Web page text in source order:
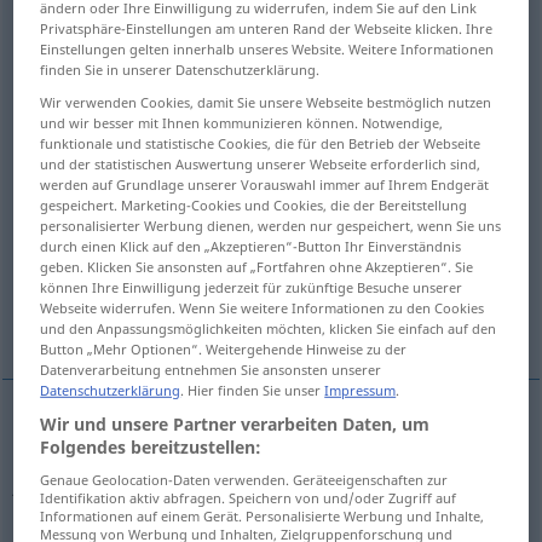
Übersicht aller Übersetzungen
(Für mehr Details die Übersetzung anklicken/antippen)
attribute, attributive adjunct (, adnoun
emblem, symbol, attribute attribute
attribute
attribute, essential characteristic
attribute, (attributive)adjunct
Attribut LING
ändern oder Ihre Einwilligung zu widerrufen, indem Sie auf den Link
Privatsphäre-Einstellungen am unteren Rand der Webseite klicken. Ihre
Einstellungen gelten innerhalb unseres Website. Weitere Informationen
finden Sie in unserer Datenschutzerklärung.
Wir verwenden Cookies, damit Sie unsere Webseite bestmöglich nutzen
und wir besser mit Ihnen kommunizieren können. Notwendige,
funktionale und statistische Cookies, die für den Betrieb der Webseite
und der statistischen Auswertung unserer Webseite erforderlich sind,
werden auf Grundlage unserer Vorauswahl immer auf Ihrem Endgerät
gespeichert. Marketing-Cookies und Cookies, die der Bereitstellung
personalisierter Werbung dienen, werden nur gespeichert, wenn Sie uns
durch einen Klick auf den „Akzeptieren“-Button Ihr Einverständnis
geben. Klicken Sie ansonsten auf „Fortfahren ohne Akzeptieren“. Sie
können Ihre Einwilligung jederzeit für zukünftige Besuche unserer
Webseite widerrufen. Wenn Sie weitere Informationen zu den Cookies
und den Anpassungsmöglichkeiten möchten, klicken Sie einfach auf den
Button „Mehr Optionen“. Weitergehende Hinweise zu der
Datenverarbeitung entnehmen Sie ansonsten unserer
Datenschutzerklärung. Hier finden Sie unserImpressum.
Wir und unsere Partner verarbeiten Daten, um
Folgendes bereitzustellen:
Genaue Geolocation-Daten verwenden. Geräteeigenschaften zur
Identifikation aktiv abfragen. Speichern von und/oder Zugriff auf
Informationen auf einem Gerät. Personalisierte Werbung und Inhalte,
Messung von Werbung und Inhalten, Zielgruppenforschung und